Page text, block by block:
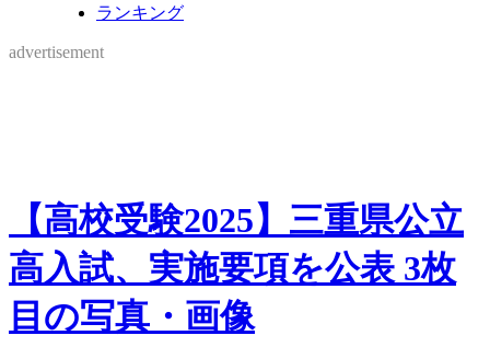
ランキング
advertisement
【高校受験2025】三重県公立
高入試、実施要項を公表 3枚
目の写真・画像